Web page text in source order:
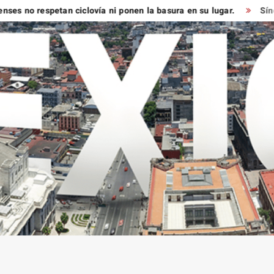
respetan ciclovía ni ponen la basura en su lugar. Síndico